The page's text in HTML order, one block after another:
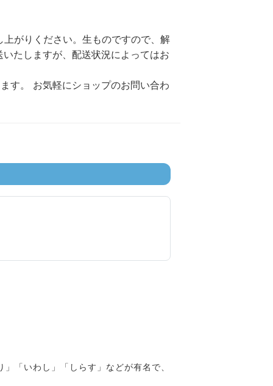
がりください。生ものですので、解
たしますが、配送状況によってはお
す。 お気軽にショップのお問い合わ
「いわし」「しらす」などが有名で、